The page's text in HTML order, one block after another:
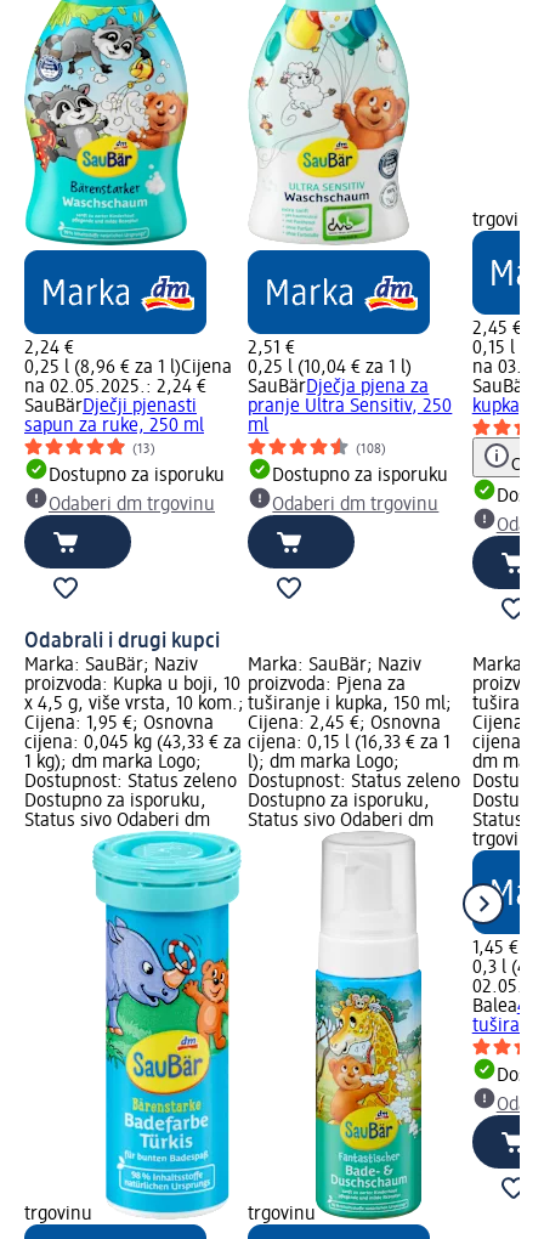
2,24 €
0,25 l (8,96 € za 1 l)Cijena
na 02.05.2025.: 2,24 €
SauBärDječji pjenasti
sapun za ruke, 250 ml
(13)
Dostupno za isporuku
Odaberi dm trgovinu
2,51 €
0,25 l (10,04 € za 1 l)
SauBärDječja pjena za
pranje Ultra Sensitiv, 250
ml
(108)
Dostupno za isporuku
Odaberi dm trgovinu
trgovinu
2,45 €
0,15 l
na
SauBär
kupka,
Odabrali i drugi kupci
Marka: SauBär; Naziv
proizvoda: Kupka u boji, 10
x 4,5 g, više vrsta, 10 kom.;
Cijena: 1,95 €; Osnovna
cijena: 0,045 kg (43,33 € za
1 kg); dm marka Logo;
Dostupnost: Status zeleno
Dostupno za isporuku,
Status sivo Odaberi dm
trgovinu
Marka: SauBär; Naziv
proizvoda: Pjena za
tuširanje i kupka, 150 ml;
Cijena: 2,45 €; Osnovna
cijena: 0,15 l (16,33 € za 1
l); dm marka Logo;
Dostupnost: Status zeleno
Dostupno za isporuku,
Status sivo Odaberi dm
trgovinu
Marka:
Cijena:
cijena:
dm
Status
trgovinu
1,45 €
0,3 l
Balea